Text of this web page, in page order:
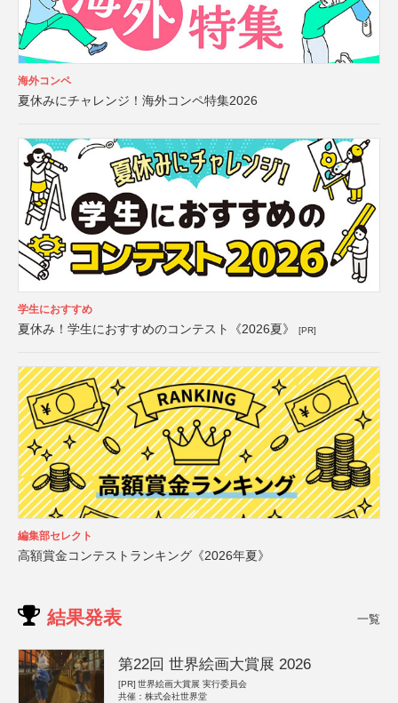
海外コンペ
夏休みにチャレンジ！海外コンペ特集2026
学生におすすめ
夏休み！学生におすすめのコンテスト《2026夏》 [PR]
編集部セレクト
高額賞金コンテストランキング《2026年夏》
結果発表 一覧
第22回 世界絵画大賞展 2026
[PR] 世界絵画大賞展 実行委員会
共催：株式会社世界堂